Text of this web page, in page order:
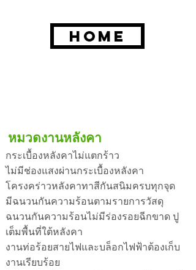
Home
หมวดงานหลังคา
กระเบื้องหลังคาไม่แตกร้าว
ไม่มีช่องแสงผ่านกระเบื้องหลังคา
โครงคร่าวหลังคาทาสีกันสนิมครบทุกจุด
มีฉนวนกันความร้อนตามรายการวัสดุ
ฉนวนกันความร้อนไม่มีร่องรอยฉีกขาด ปู
เต็มพื้นที่ใต้หลังคา
งานท่อร้อยสายไฟและบล็อกไฟฟ้าต้องเก็บ
งานเรียบร้อย